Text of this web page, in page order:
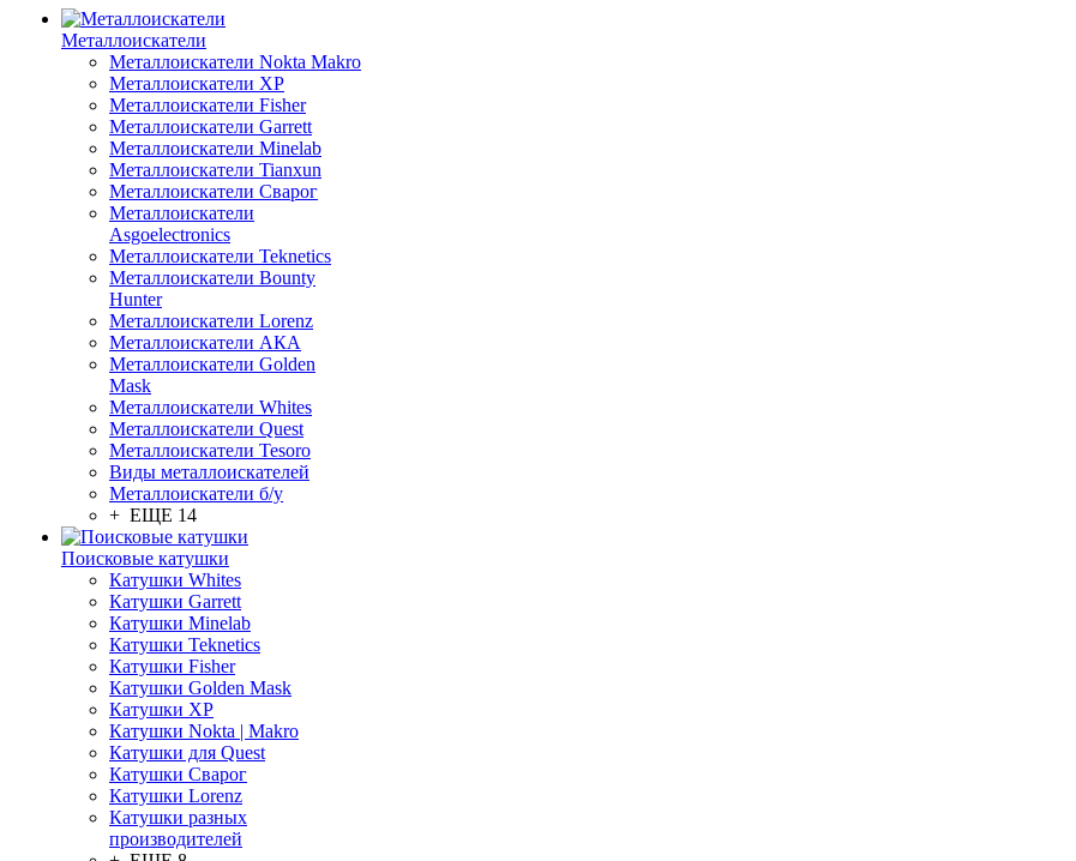
Металлоискатели
Металлоискатели Nokta Makro
Металлоискатели XP
Металлоискатели Fisher
Металлоискатели Garrett
Металлоискатели Minelab
Металлоискатели Tianxun
Металлоискатели Сварог
Металлоискатели
Asgoelectronics
Металлоискатели Teknetics
Металлоискатели Bounty
Hunter
Металлоискатели Lorenz
Металлоискатели АКА
Металлоискатели Golden
Mask
Металлоискатели Whites
Металлоискатели Quest
Металлоискатели Tesoro
Виды металлоискателей
Металлоискатели б/у
+ ЕЩЕ 14
Поисковые катушки
Катушки Whites
Катушки Garrett
Катушки Minelab
Катушки Teknetics
Катушки Fisher
Катушки Golden Mask
Катушки XP
Катушки Nokta | Makro
Катушки для Quest
Катушки Сварог
Катушки Lorenz
Катушки разных
производителей